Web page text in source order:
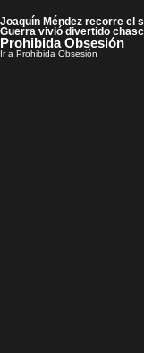
Joaquín Méndez recorre el
Guerra vivió divertido
Prohibida Obsesión
Ir a Prohibida Obsesión